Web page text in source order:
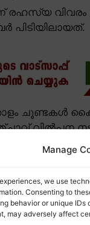
Manage
we use
Consenting to
behavior or unique IDs
may adversely affect
വിവരം
ചൂണ്ടകൾ
വിൽപ്പന